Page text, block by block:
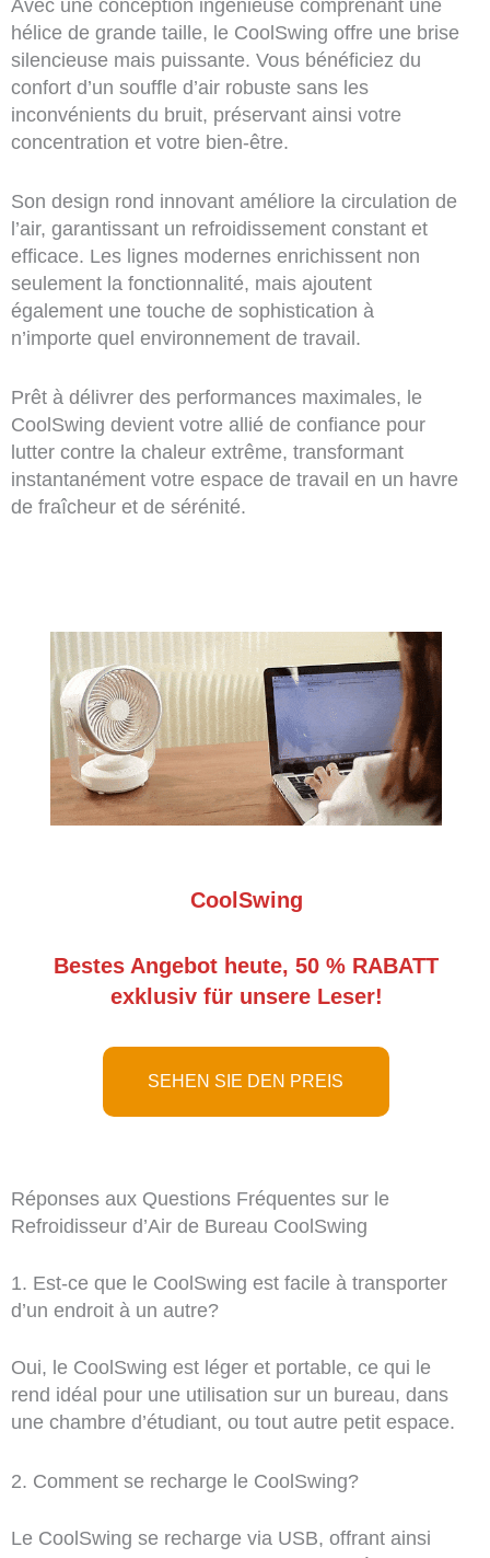
Avec une conception ingénieuse comprenant une
hélice de grande taille, le CoolSwing offre une brise
silencieuse mais puissante. Vous bénéficiez du
confort d’un souffle d’air robuste sans les
inconvénients du bruit, préservant ainsi votre
concentration et votre bien-être.
Son design rond innovant améliore la circulation de
l’air, garantissant un refroidissement constant et
efficace. Les lignes modernes enrichissent non
seulement la fonctionnalité, mais ajoutent
également une touche de sophistication à
n’importe quel environnement de travail.
Prêt à délivrer des performances maximales, le
CoolSwing devient votre allié de confiance pour
lutter contre la chaleur extrême, transformant
instantanément votre espace de travail en un havre
de fraîcheur et de sérénité.
CoolSwing
Bestes Angebot heute, 50 % RABATT
exklusiv für unsere Leser!
SEHEN SIE DEN PREIS
Réponses aux Questions Fréquentes sur le
Refroidisseur d’Air de Bureau CoolSwing
1. Est-ce que le CoolSwing est facile à transporter
d’un endroit à un autre?
Oui, le CoolSwing est léger et portable, ce qui le
rend idéal pour une utilisation sur un bureau, dans
une chambre d’étudiant, ou tout autre petit espace.
2. Comment se recharge le CoolSwing?
Le CoolSwing se recharge via USB, offrant ainsi